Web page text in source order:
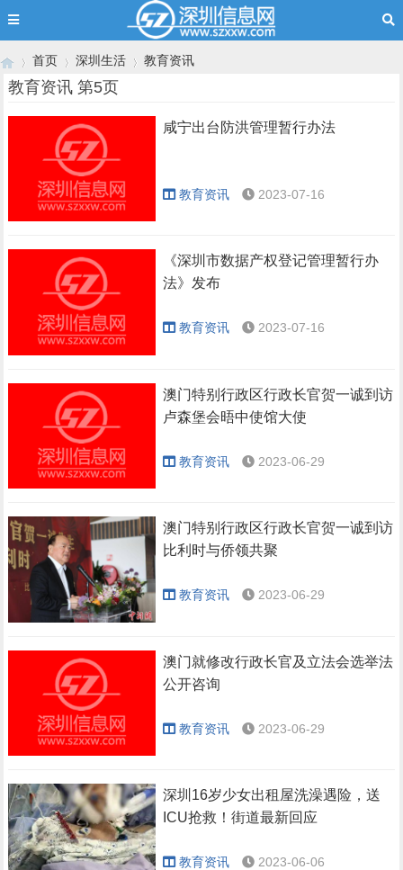
首页
›
深圳生活 教育资讯
教育资讯 第5页
咸宁出台防洪管理暂行办法
教育资讯 2023-07-16
《深圳市数据产权登记管理暂行办
法》发布
教育资讯 2023-07-16
澳门特别行政区行政长官贺一诚到访
卢森堡会晤中使馆大使
教育资讯 2023-06-29
澳门特别行政区行政长官贺一诚到访
比利时与侨领共聚
教育资讯 2023-06-29
澳门就修改行政长官及立法会选举法
公开咨询
教育资讯 2023-06-29
深圳16岁少女出租屋洗澡遇险，送
ICU抢救！街道最新回应
教育资讯 2023-06-06